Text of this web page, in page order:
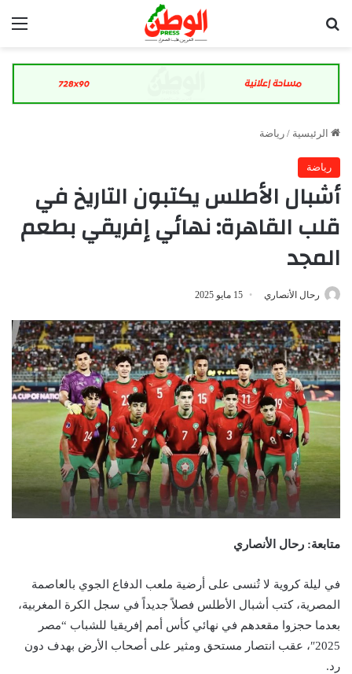
الرئيسية / رياضة
رياضة
أشبال الأطلس يكتبون التاريخ في
قلب القاهرة: نهائي إفريقي بطعم
المجد
رحال الأنصاري 15 مايو 2025
متابعة: رحال الأنصاري
في ليلة كروية لا تُنسى على أرضية ملعب الدفاع الجوي بالعاصمة
المصرية، كتب أشبال الأطلس فصلاً جديداً في سجل الكرة المغربية،
بعدما حجزوا مقعدهم في نهائي كأس أمم إفريقيا للشباب “مصر
2025″، عقب انتصار مستحق ومثير على أصحاب الأرض بهدف دون
رد.